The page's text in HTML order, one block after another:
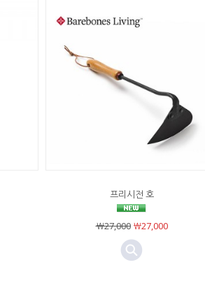
프리시전 호
￦27,000￦27,000